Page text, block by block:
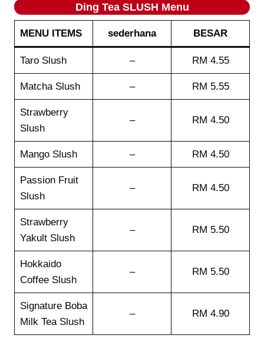
Ding Tea SLUSH Menu
MENU ITEMS sederhana BESAR
Taro Slush – RM 4.55
Matcha Slush – RM 5.55
Strawberry
Slush
– RM 4.50
Mango Slush – RM 4.50
Passion Fruit
Slush
– RM 4.50
Strawberry
Yakult Slush
– RM 5.50
Hokkaido
Coffee Slush
– RM 5.50
Signature Boba
Milk Tea Slush
– RM 4.90